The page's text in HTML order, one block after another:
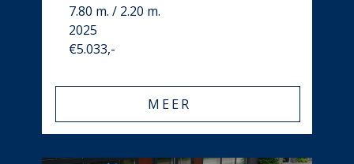
7.80 m. / 2.20 m.
2025
€5.033,-
MEER